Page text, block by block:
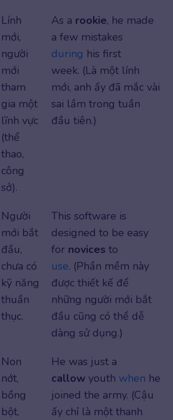
Lính
mới,
người
mới
tham
gia một
lĩnh vực
(thể
thao,
công
sở).
As a rookie, he made
a few mistakes
during his first
week. (Là một lính
mới, anh ấy đã mắc vài
sai lầm trong tuần
đầu tiên.)
Người
mới bắt
đầu,
chưa có
kỹ năng
thuần
thục.
This software is
designed to be easy
for novices to
use. (Phần mềm này
được thiết kế để
những người mới bắt
đầu cũng có thể dễ
dàng sử dụng.)
Non
nớt,
bồng
bột,
He was just a
callow youth when he
joined the army. (Cậu
ấy chỉ là một thanh